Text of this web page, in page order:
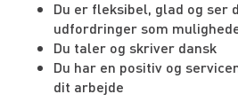
Du er fleksibel, glad og ser
udfordringer som
Du taler og skriver dansk
Du har en positiv og
dit arbejde